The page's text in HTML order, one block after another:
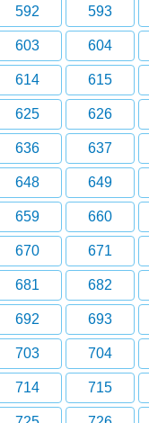
592 593
603 604
614 615
625 626
636 637
648 649
659 660
670 671
681 682
692 693
703 704
714 715